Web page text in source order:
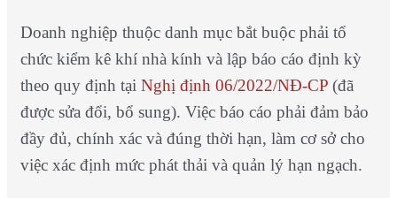
Doanh nghiệp thuộc danh mục bắt buộc phải tổ
chức kiểm kê khí nhà kính và lập báo cáo định kỳ
theo quy định tại Nghị định 06/2022/NĐ-CP(đã
được sửa đổi, bổ sung). Việc báo cáo phải đảm bảo
đầy đủ, chính xác và đúng thời hạn, làm cơ sở cho
việc xác định mức phát thải và quản lý hạn ngạch.